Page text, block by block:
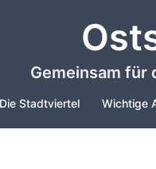
Gemeinsam für
Die Stadtviertel Wichtige